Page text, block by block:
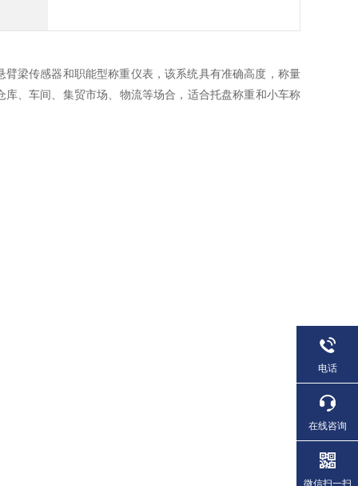
梁传感器和职能型称重仪表，该系统具有准确高度，称量
、车间、集贸市场、物流等场合，适合托盘称重和小车称
电话
在线咨询
微信扫一扫